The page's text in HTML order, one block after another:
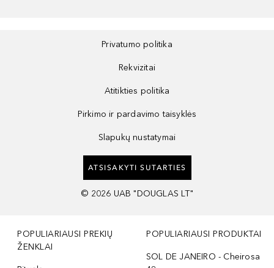
Privatumo politika
Rekvizitai
Atitikties politika
Pirkimo ir pardavimo taisyklės
Slapukų nustatymai
ATSISAKYTI SUTARTIES
© 2026 UAB "DOUGLAS LT"
POPULIARIAUSI PREKIŲ
ŽENKLAI
POPULIARIAUSI PRODUKTAI
SOL DE JANEIRO - Cheirosa